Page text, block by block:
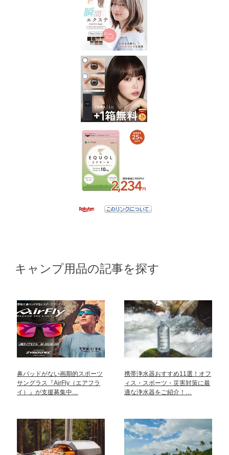
キャンプ用品の記事を探す
鼻パッドがない画期的スポーツ
サングラス『AirFly（エアフラ
イ）』が支援募集中…
携帯浄水器おすすめ11選！オフ
ィス・スポーツ・災害対策に最
適な浄水器をご紹介！…